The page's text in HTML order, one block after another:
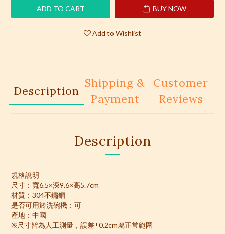
ADD TO CART BUY NOW
Add to Wishlist
Description
Shipping &
Payment
Customer
Reviews
Description
規格說明
尺寸：寬6.5×深9.6×高5.7cm
材質：304不鏽鋼
是否可用於洗碗機：可
產地：中國
※尺寸皆為人工測量，誤差±0.2cm屬正常範圍